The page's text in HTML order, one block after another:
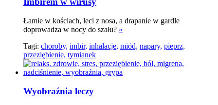
Łamie w kościach, leci z nosa, a drapanie w gardle
doprowadza w nocy do szału? »
Tagi: choroby, imbir, inhalacje, miód, napary, pieprz,
przeziębienie, tymianek
Wyobraźnia leczy